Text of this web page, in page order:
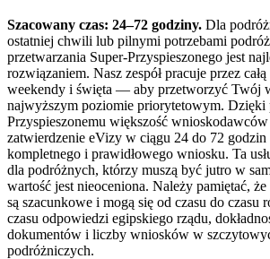
Szacowany czas: 24–72 godziny. Dla
ostatniej chwili lub pilnymi potrzebami
przetwarzania Super-Przyspieszonego jest
rozwiązaniem. Nasz zespół pracuje przez
weekendy i święta — aby przetworzyć Twój
najwyższym poziomie priorytetowym. Dzięki
Przyspieszonemu większość
zatwierdzenie eVizy w ciągu 24 do 72 godzin
kompletnego i prawidłowego wniosku. Ta
dla podróżnych, którzy muszą być jutro w
wartość jest nieoceniona. Należy pamiętać,
są szacunkowe i mogą się od czasu do czasu
czasu odpowiedzi egipskiego rządu,
dokumentów i liczby wniosków w
podróżniczych.